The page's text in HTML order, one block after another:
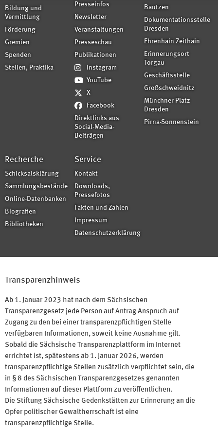
Bildung und
Vermittlung
Förderung
Gremien
Spenden
Stellen, Praktika
Presseinfos
Newsletter
Veranstaltungen
Presseschau
Publikationen
Instagram
YouTube
X
Facebook
Direktlinks aus
Social-Media-
Beiträgen
Bautzen
Dokumentationsstelle
Dresden
Ehrenhain Zeithain
Erinnerungsort
Torgau
Geschäftsstelle
Großschweidnitz
Münchner Platz
Dresden
Pirna-Sonnenstein
Recherche
Schicksalsklärung
Sammlungsbestände
Online-Datenbanken
Biografien
Bibliotheken
Service
Kontakt
Downloads,
Pressefotos
Fakten und Zahlen
Impressum
Datenschutzerklärung
Transparenzhinweis
Ab 1. Januar 2023 hat nach dem Sächsischen
Transparenzgesetz jede Person auf Antrag Anspruch auf
Zugang zu den bei einer transparenzpflichtigen Stelle
verfügbaren Informationen, soweit keine Ausnahme gilt.
Sobald die Sächsische Transparenzplattform im Internet
errichtet ist, spätestens ab 1. Januar 2026, werden
transparenzpflichtige Stellen zusätzlich verpflichtet sein, die
in § 8 des Sächsischen Transparenzgesetzes genannten
Informationen auf dieser Plattform zu veröffentlichen.
Die Stiftung Sächsische Gedenkstätten zur Erinnerung an die
Opfer politischer Gewaltherrschaft ist eine
transparenzpflichtige Stelle.